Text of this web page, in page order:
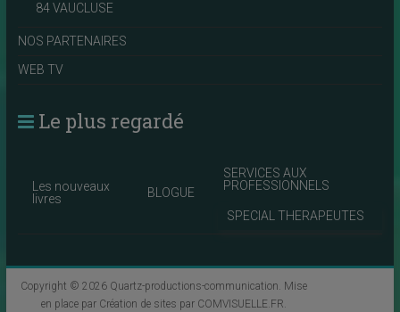
84 VAUCLUSE
NOS PARTENAIRES
WEB TV
Le plus regardé
Les nouveaux
livres
BLOGUE
SERVICES AUX
PROFESSIONNELS
SPECIAL THERAPEUTES
Copyright © 2026 Quartz-productions-communication. Mise
en place par Création de sites par COMVISUELLE.FR.